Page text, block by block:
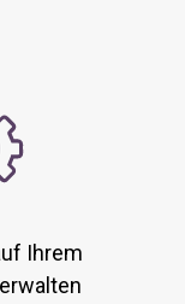
Ihrem